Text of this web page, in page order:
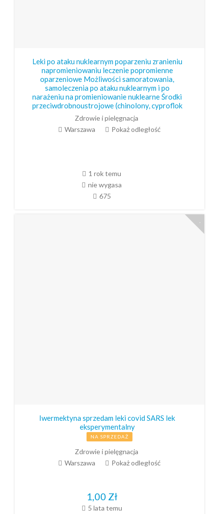
Leki po ataku nuklearnym poparzeniu zranieniu
napromieniowaniu leczenie popromienne
oparzeniowe Możliwości samoratowania,
samoleczenia po ataku nuklearnym i po
narażeniu na promieniowanie nuklearne Środki
przeciwdrobnoustrojowe (chinolony, cyproflok
Zdrowie i pielęgnacja
Warszawa
Pokaż odległość
1 rok temu
nie wygasa
675
Iwermektyna sprzedam leki covid SARS lek
eksperymentalny
NA SPRZEDAŻ
Zdrowie i pielęgnacja
Warszawa
Pokaż odległość
1,00 Zł
5 lata temu